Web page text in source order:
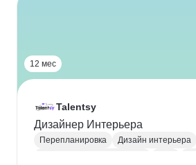
12 мес
Talentsy
Дизайнер Интерьера
Перепланировка
Дизайн интерьера